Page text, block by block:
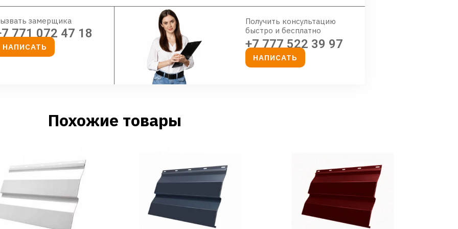
замерщика
771 072 47 18
НАПИСАТЬ
Получить консультацию
быстро и бесплатно
+7 777 522 39 97
НАПИСАТЬ
Похожие товары